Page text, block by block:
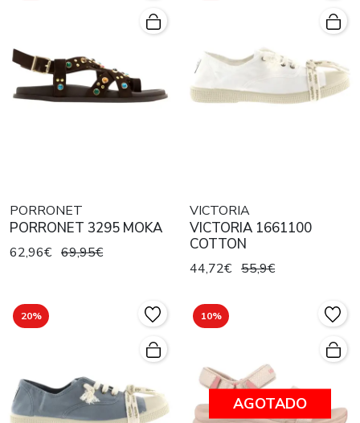
PORRONET
PORRONET 3295 MOKA
62,96€ 69,95€
VICTORIA
VICTORIA 1661100
COTTON
44,72€ 55,9€
20% 10%
AGOTADO